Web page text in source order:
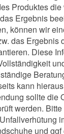
Produktes
Ergebnis
können wir
das Ergebnis
Diese
kann
sollte die
werden.
und